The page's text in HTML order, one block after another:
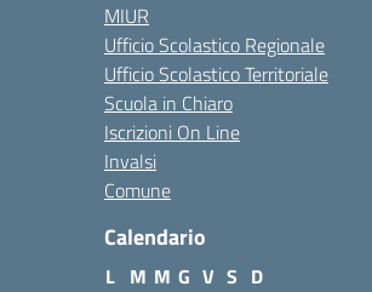
MIUR
Ufficio Scolastico Regionale
Ufficio Scolastico Territoriale
Scuola in Chiaro
Iscrizioni On Line
Invalsi
Comune
Calendario
L M M G V S D